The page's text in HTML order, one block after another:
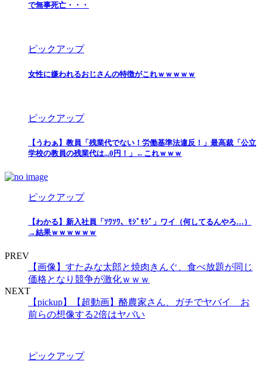
で無事死亡・・・
ピックアップ
女性に嫌われるおじさんの特徴がこれｗｗｗｗｗ
ピックアップ
【うわぁ】教員「残業代でない！労働基準法違反！」最高裁「公立
学校の教員の残業代は...0円！」←これｗｗｗ
ピックアップ
【わかる】新入社員「ｿﾜｿﾜ、ﾓｼﾞﾓｼﾞ」ワイ（何してるんやろ…）
→結果ｗｗｗｗｗｗ
PREV
【画像】すたみな太郎と焼肉きんぐ、食べ放題が同じ
価格となり競争が激化ｗｗｗ
NEXT
【pickup】【超動画】酪農家さん、ガチでヤバイ お
前らの想像する2倍はヤバい
ピックアップ